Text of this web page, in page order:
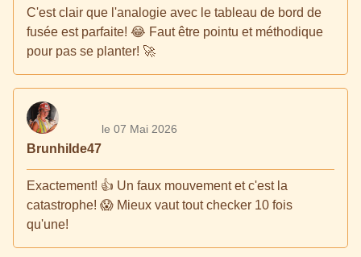
C'est clair que l'analogie avec le tableau de bord de
fusée est parfaite! 😂 Faut être pointu et méthodique
pour pas se planter! 🚀
Brunhilde47
le 07 Mai 2026
Exactement! 👍 Un faux mouvement et c'est la
catastrophe! 😱 Mieux vaut tout checker 10 fois
qu'une!